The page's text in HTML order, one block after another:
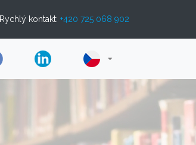
Rychlý kontakt: +420 725 068 902